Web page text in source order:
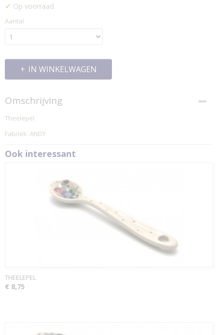
✓ Op voorraad
Aantal
IN WINKELWAGEN
Omschrijving
Theelepel
Fabriek: ANDY
Ook interessant
THEELEPEL
€ 8,75